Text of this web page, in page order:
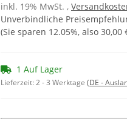
inkl. 19% MwSt. ,
Unverbindliche
(Sie sparen 12.05%, also 30,00
1 Auf Lager
Lieferzeit:2 - 3 Werktage (DE -